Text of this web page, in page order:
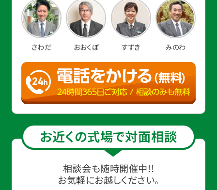
さわだ おおくぼ すずき みのわ
お近くの式場で対面相談
相談会も随時開催中!!
お気軽にお越しください。